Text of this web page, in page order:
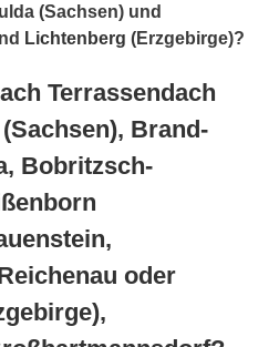
(Sachsen) und
Lichtenberg (Erzgebirge)?
Terrassendach
Brand-
Bobritzsch-
oder